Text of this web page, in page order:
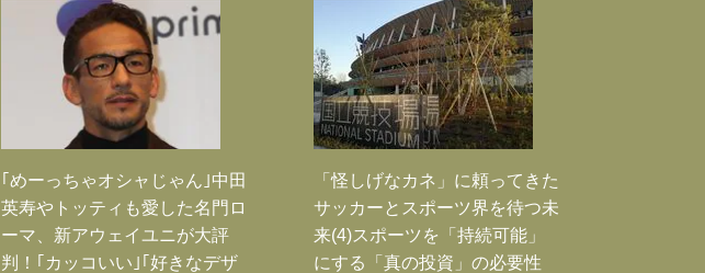
｢めーっちゃオシャじゃん｣中田
英寿やトッティも愛した名門ロ
ーマ、新アウェイユニが大評
判！｢カッコいい｣｢好きなデザ
「怪しげなカネ」に頼ってきた
サッカーとスポーツ界を待つ未
来(4)スポーツを「持続可能」
にする「真の投資」の必要性